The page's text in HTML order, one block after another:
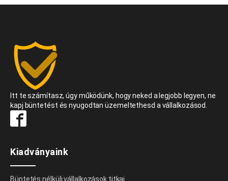
Itt te számítasz, úgy működünk, hogy neked a legjobb legyen, ne
kapj büntetést és nyugodtan üzemeltethesd a vállalkozásod.
Kiadványaink
Büntetés nélküli vállalkozások titkai